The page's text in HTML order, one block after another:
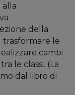
alla
della
trasformare le
cambi
le classi. (La
dal libro di